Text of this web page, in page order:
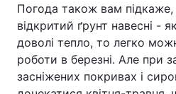
Погода також вам
відкритий ґрунт навесні -
доволі тепло, то легко
роботи в березні. Але при
засніжених покривах і